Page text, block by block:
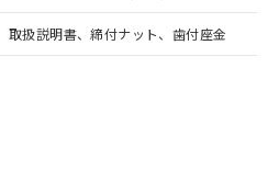
取扱説明書、締付ナット、歯付座金
ェブサイト上で当社にご
品リストについて、当社
共同利用者が、当社の製
ダウンロード
。